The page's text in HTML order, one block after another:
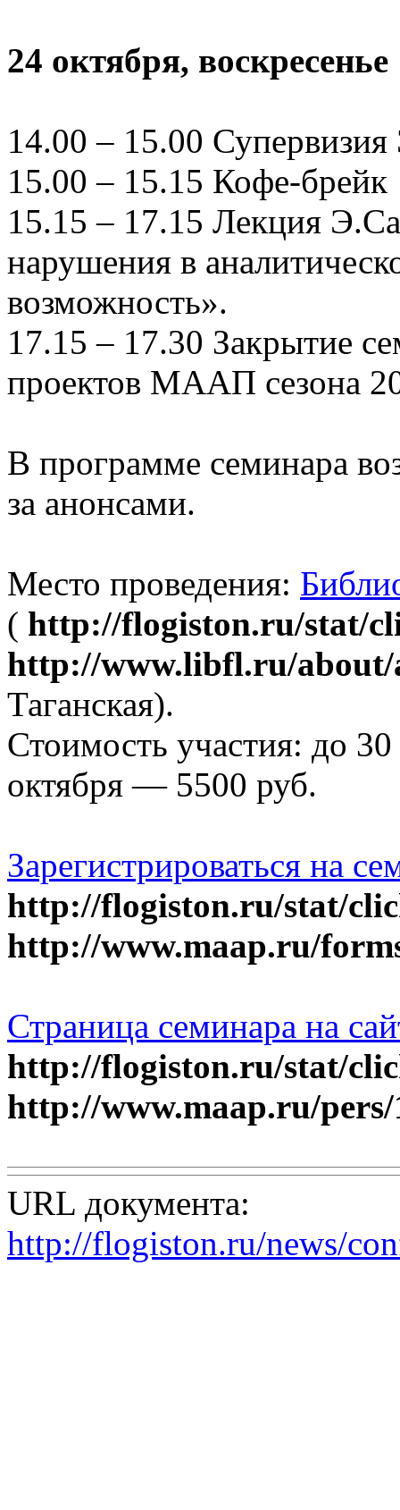
24 октября, воскресенье
14.00 – 15.00
15.00 – 15.15 Кофе-брейк
15.15 – 17.15 Лекция
нарушения в
возможность».
17.15 – 17.30 Закрытие
проектов МААП сезона
В программе семинара
за анонсами.
Место проведения:
( http://flogiston.ru/stat/
http://www.libfl.ru/about/
Таганская).
Стоимость участия: до
октября — 5500 руб.
Зарегистрироваться на
http://flogiston.ru/stat/
http://www.maap.ru/
Страница семинара на
http://flogiston.ru/stat/
http://www.maap.ru/pers/
URL документа:
http://flogiston.ru/news/